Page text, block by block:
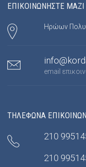
ΕΠΙΚΟΙΝΩΝΗΣΤΕ
Ηρώων
email
ΤΗΛΕΦΩΝΑ
210
210